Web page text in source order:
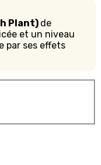
Plant) de
et un niveau
par ses effets